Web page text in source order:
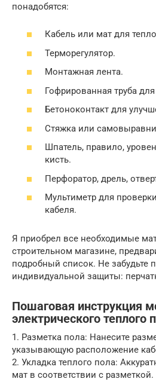
понадобятся:
Кабель или мат для
Терморегулятор.
Монтажная лента.
Гофрированная труба
Бетоноконтакт для
Стяжка или
Шпатель, правило,
кисть.
Перфоратор, дрель,
Мультиметр для
кабеля.
Я приобрел все необходимые
строительном магазине,
подробный список. Не забудьте
индивидуальной защиты:
Пошаговая инструкция
электрического теплого
1. Разметка пола: Нанесите
указывающую расположение
2. Укладка теплого пола:
мат в соответствии с разметкой.